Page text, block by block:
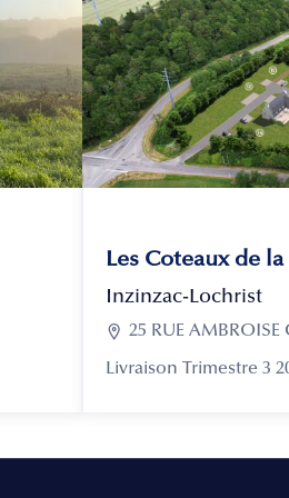
Inzinzac-Lochrist
 25 RUE AMBROISE
Livraison Trimestre 3